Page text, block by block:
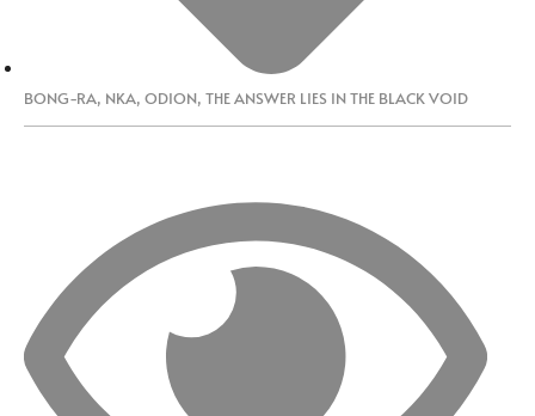
BONG-RA, NKA, ODION, THE ANSWER LIES IN THE BLACK VOID